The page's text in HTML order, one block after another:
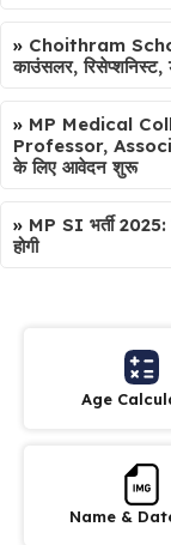
» Choithram
काउंसलर, रिसेप्शनिस्ट,
» MP Medical
Professor,
के लिए आवेदन शुरू
» MP SI भर्ती
होगी
Age
Name &